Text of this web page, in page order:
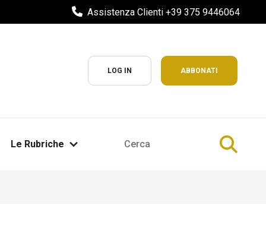
Assistenza Clienti +39 375 9446064
LOG IN ABBONATI
Le Rubriche